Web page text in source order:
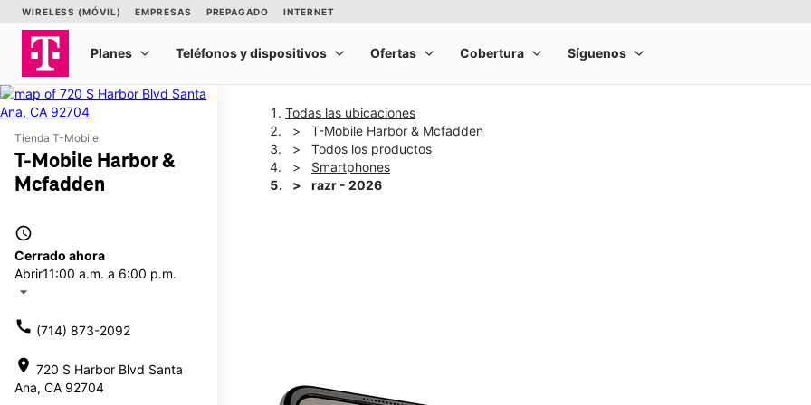
Tienda T-Mobile
T-Mobile Harbor &
Mcfadden
access_time
Cerrado ahora
Abrir11:00 a.m. a 6:00 p.m.
arrow_drop_down
call (714) 873-2092
location_on 720 S Harbor Blvd Santa
Ana, CA 92704
Todas las ubicaciones
T-Mobile Harbor & Mcfadden
Todos los productos
Smartphones
razr - 2026